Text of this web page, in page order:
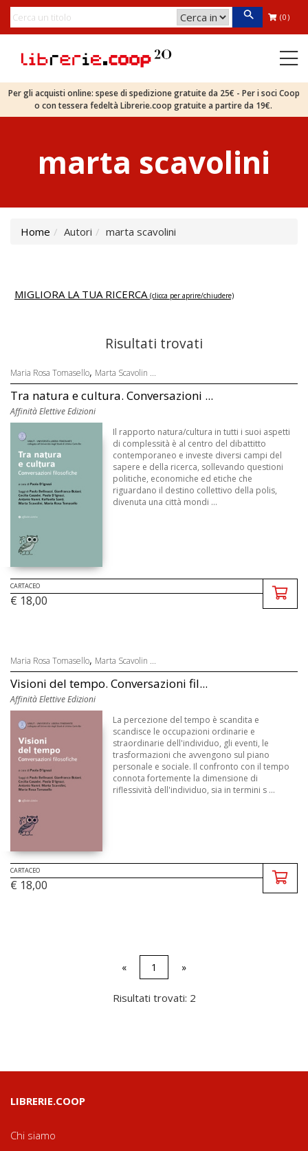
(0)
Per gli acquisti online: spese di spedizione gratuite da 25€ - Per i soci Coop
o con tessera fedeltà Librerie.coop gratuite a partire da 19€.
marta scavolini
Home Autori marta scavolini
MIGLIORA LA TUA RICERCA (clicca per aprire/chiudere)
Risultati trovati
Maria Rosa Tomasello, Marta Scavolin ...
Tra natura e cultura. Conversazioni ...
Affinità Elettive Edizioni
Il rapporto natura/cultura in tutti i suoi aspetti
di complessità è al centro del dibattitto
contemporaneo e investe diversi campi del
sapere e della ricerca, sollevando questioni
politiche, economiche ed etiche che
riguardano il destino collettivo della polis,
divenuta una città mondi ...
CARTACEO
€ 18,00
Maria Rosa Tomasello, Marta Scavolin ...
Visioni del tempo. Conversazioni fil...
Affinità Elettive Edizioni
La percezione del tempo è scandita e
scandisce le occupazioni ordinarie e
straordinarie dell'individuo, gli eventi, le
trasformazioni che avvengono sul piano
personale e sociale. Il confronto con il tempo
connota fortemente la dimensione di
riflessività dell'individuo, sia in termini s ...
CARTACEO
€ 18,00
« 1 »
Risultati trovati: 2
LIBRERIE.COOP
Chi siamo